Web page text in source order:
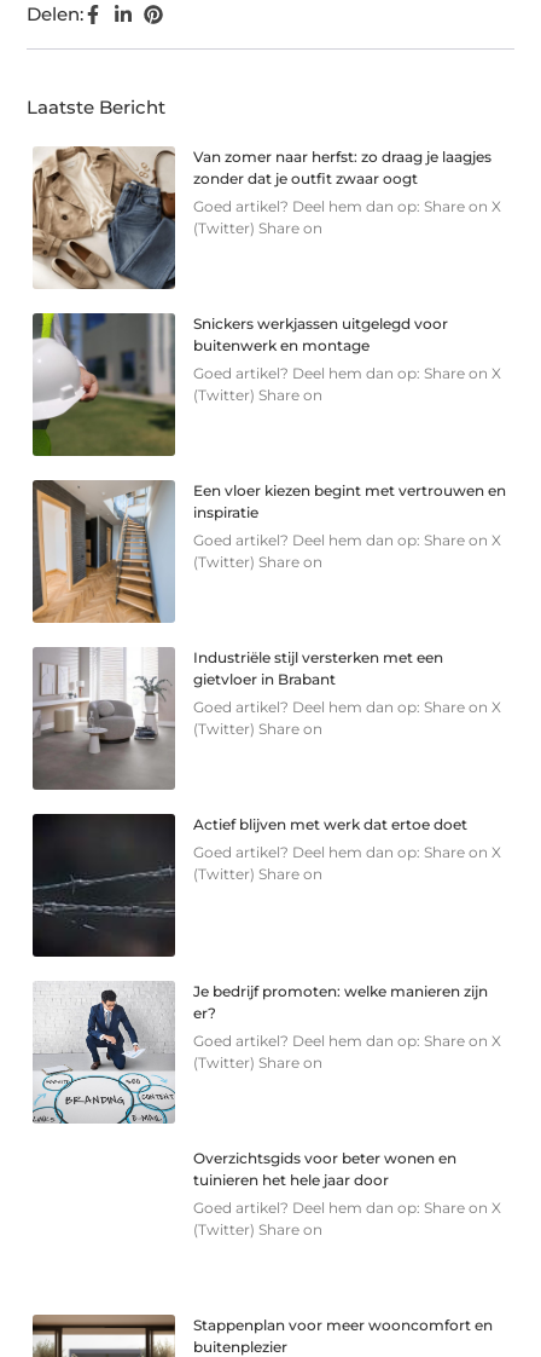
Delen:
Laatste Bericht
Van zomer naar herfst: zo draag je laagjes
zonder dat je outfit zwaar oogt
Goed artikel? Deel hem dan op: Share on X
(Twitter) Share on
Snickers werkjassen uitgelegd voor
buitenwerk en montage
Goed artikel? Deel hem dan op: Share on X
(Twitter) Share on
Een vloer kiezen begint met vertrouwen en
inspiratie
Goed artikel? Deel hem dan op: Share on X
(Twitter) Share on
Industriële stijl versterken met een
gietvloer in Brabant
Goed artikel? Deel hem dan op: Share on X
(Twitter) Share on
Actief blijven met werk dat ertoe doet
Goed artikel? Deel hem dan op: Share on X
(Twitter) Share on
Je bedrijf promoten: welke manieren zijn
er?
Goed artikel? Deel hem dan op: Share on X
(Twitter) Share on
Overzichtsgids voor beter wonen en
tuinieren het hele jaar door
Goed artikel? Deel hem dan op: Share on X
(Twitter) Share on
Stappenplan voor meer wooncomfort en
buitenplezier